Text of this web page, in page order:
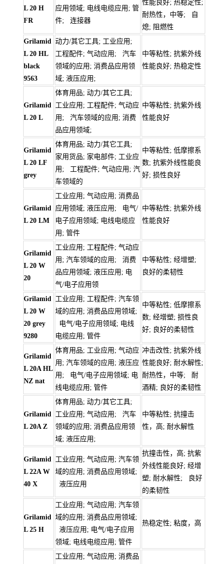
L 20 H
FR
应用领域; 电线电缆应用; 管
件; 连接器
性能良好; 热稳定性;
耐热性，中等; 自
熄; 阻燃性
Grilamid
L 20 HL
black
9563
动力/其它工具; 工业应用;
工程配件; 气动应用; 汽车
领域的应用; 消费品应用领
域; 液压应用;
中等粘性; 抗紫外线
性能良好; 热稳定性
Grilamid
L 20 L
体育用品; 动力/其它工具;
工业应用; 工程配件; 气动应
用; 汽车领域的应用; 消费
品应用领域;
中等粘性; 抗紫外线
性能良好
Grilamid
L 20 LF
grey
体育用品; 动力/其它工具;
家用货品; 家电部件; 工业应
用; 工程配件; 气动应用; 汽
车领域的
中等粘性; 低摩擦系
数; 抗紫外线性能良
好; 损性良好
Grilamid
L 20 LM
工业应用; 气动应用; 消费品
应用领域; 液压应用; 电气/
电子应用领域; 电线电缆应
用; 管件
中等粘性; 抗紫外线
性能良好
Grilamid
L 20 W
20
工业应用; 工程配件; 气动应
用; 汽车领域的应用; 消费
品应用领域; 液压应用; 电
气/电子应用领
中等粘性; 经增塑;
良好的柔韧性
Grilamid
L 20 W
20 grey
9280
工业应用; 工程配件; 汽车领
域的应用; 消费品应用领域;
电气/电子应用领域; 电线
电缆应用; 管件
中等粘性; 低摩擦系
数; 经增塑; 损性良
好; 良好的柔韧性
Grilamid
L 20A HL
NZ nat
体育用品; 工业应用; 气动应
用; 汽车领域的应用; 液压应
用; 电气/电子应用领域; 电
线电缆应用; 管件
冲击改性; 抗紫外线
性能良好; 耐水解性;
耐热性，中等; 耐
酒精; 良好的柔韧性
Grilamid
L 20A Z
体育用品; 动力/其它工具;
工业应用; 气动应用; 汽车
领域的应用; 消费品应用领
域; 液压应用;
中等粘性; 抗撞击
性，高; 耐水解性
Grilamid
L 22A W
40 X
工业应用; 气动应用; 汽车领
域的应用; 消费品应用领域;
液压应用
抗撞击性，高; 抗紫
外线性能良好; 经增
塑; 耐水解性; 良好
的柔韧性
Grilamid
L 25 H
工业应用; 气动应用; 汽车领
域的应用; 消费品应用领域;
液压应用; 电气/电子应用
领域; 电线电缆应用; 管件
热稳定性; 粘度，高
工业应用; 气动应用; 消费品